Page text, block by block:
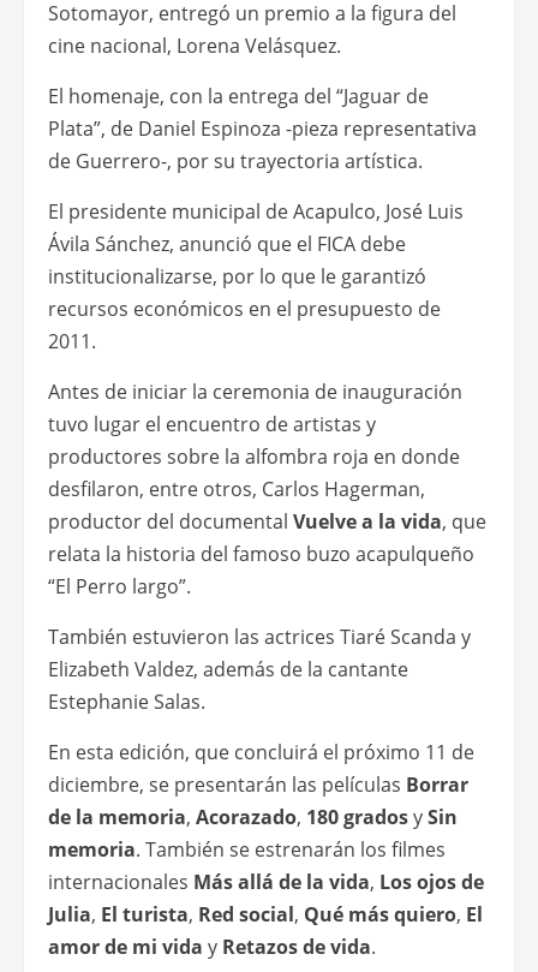
Sotomayor, entregó un premio a la figura del
cine nacional, Lorena Velásquez.
El homenaje, con la entrega del “Jaguar de
Plata”, de Daniel Espinoza -pieza representativa
de Guerrero-, por su trayectoria artística.
El presidente municipal de Acapulco, José Luis
Ávila Sánchez, anunció que el FICA debe
institucionalizarse, por lo que le garantizó
recursos económicos en el presupuesto de
2011.
Antes de iniciar la ceremonia de inauguración
tuvo lugar el encuentro de artistas y
productores sobre la alfombra roja en donde
desfilaron, entre otros, Carlos Hagerman,
productor del documental Vuelve a la vida, que
relata la historia del famoso buzo acapulqueño
“El Perro largo”.
También estuvieron las actrices Tiaré Scanda y
Elizabeth Valdez, además de la cantante
Estephanie Salas.
En esta edición, que concluirá el próximo 11 de
diciembre, se presentarán las películas Borrar
de la memoria, Acorazado, 180 gradosySin
memoria. También se estrenarán los filmes
internacionales Más allá de la vida, Los ojos de
Julia, El turista, Red social, Qué más quiero, El
amor de mi vida y Retazos de vida.